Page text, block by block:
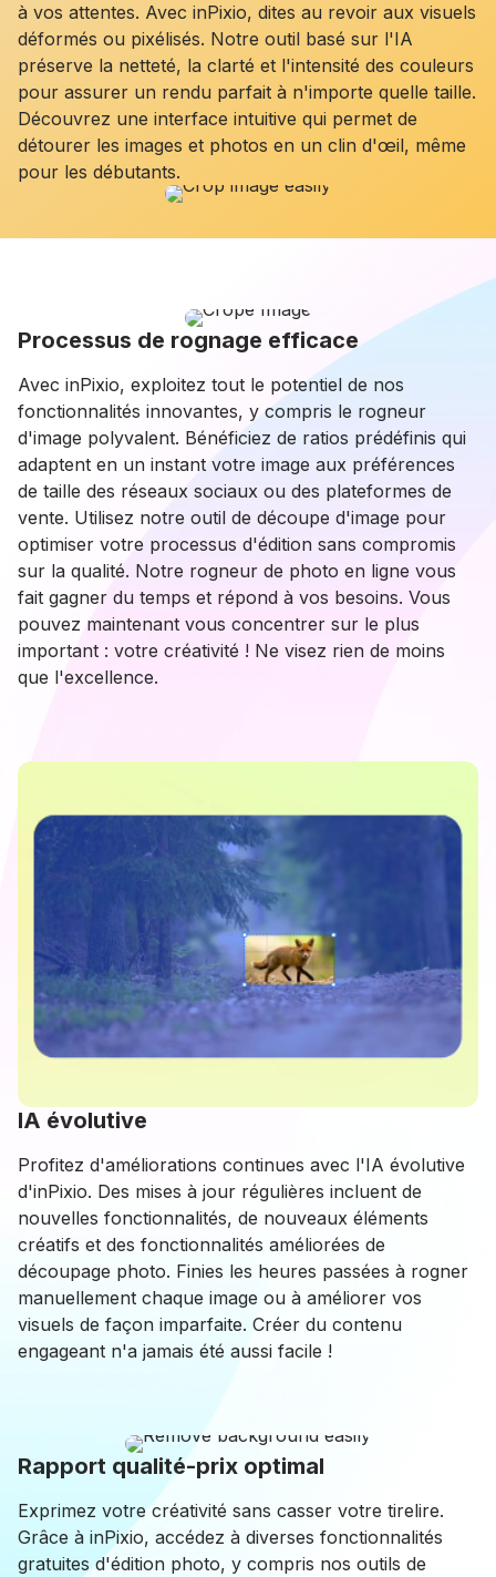
à vos attentes. Avec inPixio, dites au revoir aux visuels
déformés ou pixélisés. Notre outil basé sur l'IA
préserve la netteté, la clarté et l'intensité des couleurs
pour assurer un rendu parfait à n'importe quelle taille.
Découvrez une interface intuitive qui permet de
détourer les images et photos en un clin d'œil, même
pour les débutants.
Processus de rognage efficace
Avec inPixio, exploitez tout le potentiel de nos
fonctionnalités innovantes, y compris le rogneur
d'image polyvalent. Bénéficiez de ratios prédéfinis qui
adaptent en un instant votre image aux préférences
de taille des réseaux sociaux ou des plateformes de
vente. Utilisez notre outil de découpe d'image pour
optimiser votre processus d'édition sans compromis
sur la qualité. Notre rogneur de photo en ligne vous
fait gagner du temps et répond à vos besoins. Vous
pouvez maintenant vous concentrer sur le plus
important : votre créativité ! Ne visez rien de moins
que l'excellence.
IA évolutive
Profitez d'améliorations continues avec l'IA évolutive
d'inPixio. Des mises à jour régulières incluent de
nouvelles fonctionnalités, de nouveaux éléments
créatifs et des fonctionnalités améliorées de
découpage photo. Finies les heures passées à rogner
manuellement chaque image ou à améliorer vos
visuels de façon imparfaite. Créer du contenu
engageant n'a jamais été aussi facile !
Rapport qualité-prix optimal
Exprimez votre créativité sans casser votre tirelire.
Grâce à inPixio, accédez à diverses fonctionnalités
gratuites d'édition photo, y compris nos outils de